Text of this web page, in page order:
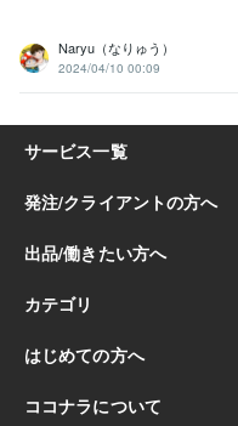
Naryu（なりゅう）
2024/04/10 00:09